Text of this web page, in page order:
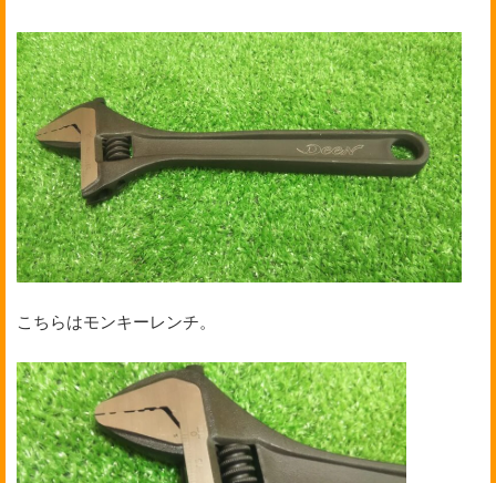
こちらはモンキーレンチ。